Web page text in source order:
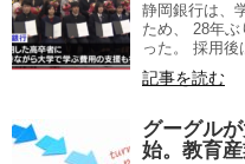
静岡銀行は、
ため、 28年
った。 採用
記事を読む
グーグル
始。教育